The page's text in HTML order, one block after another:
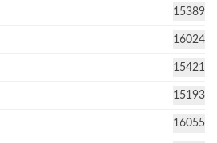
15389
16024
15421
15193
16055